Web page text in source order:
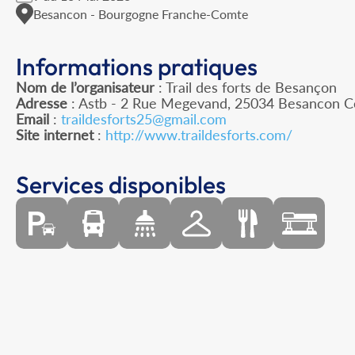
Besancon - Bourgogne Franche-Comte
Informations pratiques
Nom de l’organisateur : Trail des forts de Besançon
Adresse : Astb - 2 Rue Megevand, 25034 Besancon
Email : traildesforts25@gmail.com
Site internet: http://www.traildesforts.com/
Services disponibles